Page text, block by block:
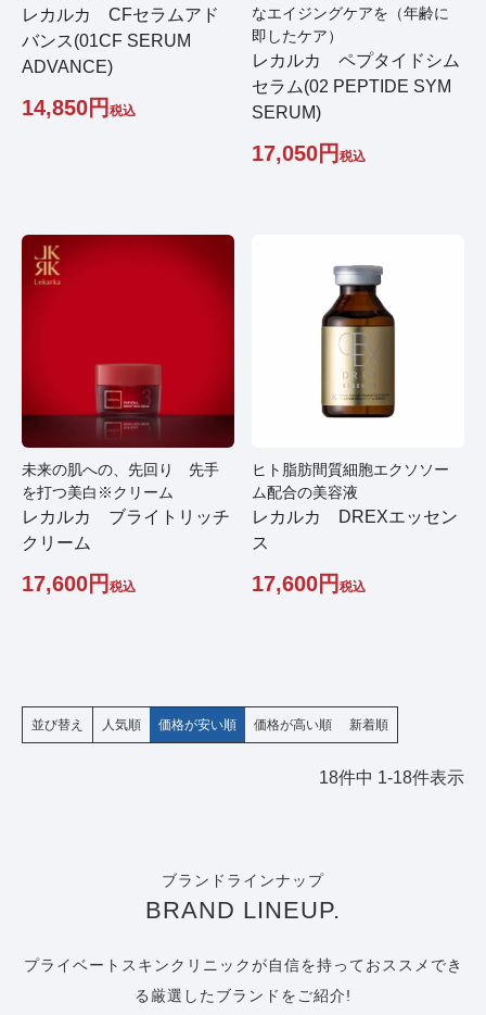
レカルカ CFセラムアド
バンス(01CF SERUM
ADVANCE)
14,850 税込
なエイジングケアを（年齢に
即したケア）
レカルカ ペプタイドシム
セラム(02 PEPTIDE SYM
SERUM)
17,050 税込
未来の肌への、先回り 先手
を打つ美白※クリーム
レカルカ ブライトリッチ
クリーム
17,600 税込
ヒト脂肪間質細胞エクソソー
ム配合の美容液
レカルカ DREXエッセン
ス
17,600 税込
並び替え 人気順 価格が安い順 価格が高い順 新着順
18件中 1-18件表示
ブランドラインナップ
BRAND LINEUP.
プライベートスキンクリニックが自信を持っておススメでき
る厳選したブランドをご紹介!